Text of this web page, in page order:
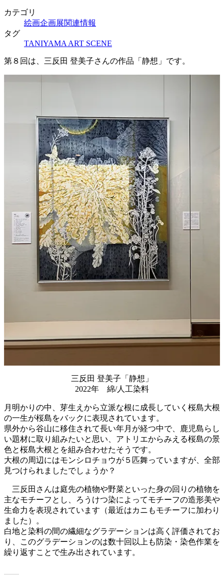
カテゴリ
絵画企画展関連情報
タグ
TANIYAMA ART SCENE
第８回は、三反田 登美子さんの作品「静想」です。
三反田 登美子「静想」
2022年 綿/人工染料
月明かりの中、芽生えから立派な根に成長していく桜島大根
の一生が桜島をバックに表現されています。
県外から谷山に移住されて長い年月が経つ中で、鹿児島らし
い題材に取り組みたいと思い、アトリエからみえる桜島の景
色と桜島大根とを組み合わせたそうです。
大根の周辺にはモンシロチョウが５匹舞っていますが、全部
見つけられましたでしょうか？
三反田さんは庭先の植物や野菜といった身の回りの植物を
主なモチーフとし、ろうけつ染によってモチーフの造形美や
生命力を表現されています（最近はカニもモチーフに加わり
ました）。
白地と染料の間の繊細なグラデーションは高く評価されてお
り、このグラデーションのは数十回以上も防染・染色作業を
繰り返すことで生み出されています。